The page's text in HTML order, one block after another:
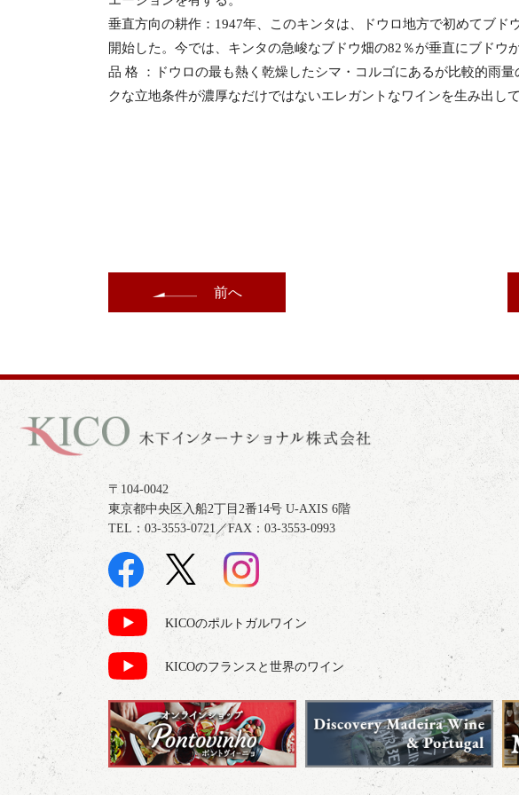
垂直方向の耕作：1947年、このキンタは、ドウロ地方で初めてブド
開始した。今では、キンタの急峻なブドウ畑の82％が垂直にブドウ
品 格 ：ドウロの最も熱く乾燥したシマ・コルゴにあるが比較的雨
クな立地条件が濃厚なだけではないエレガントなワインを生み出して
前へ
〒104-0042
東京都中央区入船2丁目2番14号 U-AXIS 6階
TEL：03-3553-0721／FAX：03-3553-0993
KICOのポルトガルワイン
KICOのフランスと世界のワイン